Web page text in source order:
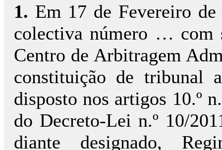
1. Em 17 de Fevereiro
colectiva número … com
Centro de Arbitragem
constituição de tribunal
disposto nos artigos 10.º
do Decreto-Lei n.º 10/
diante designado,